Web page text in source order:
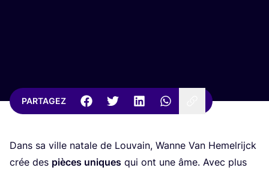
PARTAGEZ
Dans sa ville natale de Lou­vain, Wanne Van Hemel­ri­jck
crée des pièces uniques qui ont une âme. Avec plus